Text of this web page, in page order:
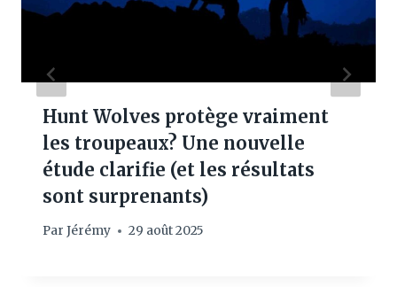
Hunt Wolves protège vraiment
les troupeaux? Une nouvelle
étude clarifie (et les résultats
sont surprenants)
Par Jérémy 29 août 2025